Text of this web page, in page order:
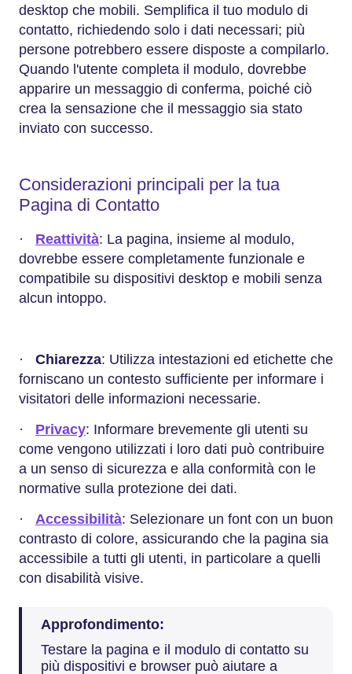
desktop che mobili. Semplifica il tuo modulo di
contatto, richiedendo solo i dati necessari; più
persone potrebbero essere disposte a compilarlo.
Quando l'utente completa il modulo, dovrebbe
apparire un messaggio di conferma, poiché ciò
crea la sensazione che il messaggio sia stato
inviato con successo.
Considerazioni principali per la tua
Pagina di Contatto
· Reattività: La pagina, insieme al modulo,
dovrebbe essere completamente funzionale e
compatibile su dispositivi desktop e mobili senza
alcun intoppo.
· Chiarezza: Utilizza intestazioni ed etichette che
forniscano un contesto sufficiente per informare i
visitatori delle informazioni necessarie.
· Privacy: Informare brevemente gli utenti su
come vengono utilizzati i loro dati può contribuire
a un senso di sicurezza e alla conformità con le
normative sulla protezione dei dati.
· Accessibilità: Selezionare un font con un buon
contrasto di colore, assicurando che la pagina sia
accessibile a tutti gli utenti, in particolare a quelli
con disabilità visive.
Approfondimento:
Testare la pagina e il modulo di contatto su
più dispositivi e browser può aiutare a